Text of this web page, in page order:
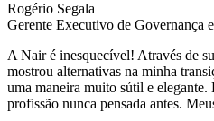
Rogério Segala
Gerente Executivo de Governança
A Nair é inesquecível! Através de
mostrou alternativas na minha
uma maneira muito sútil e elegante.
profissão nunca pensada antes.